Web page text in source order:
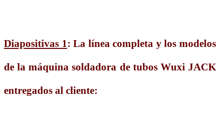
Diapositivas 1: La línea completa y los modelos
de la máquina soldadora de tubos Wuxi JACK
entregados al cliente: